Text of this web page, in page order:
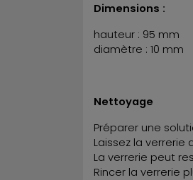
Dimensions :
hauteur : 95 mm
diamètre : 10 mm
Nettoyage
Préparer une
Laissez la
La verrerie peut
Rincer la verrerie